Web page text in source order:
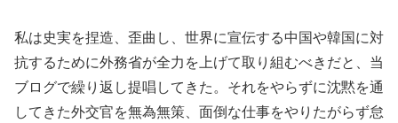
私は史実を捏造、歪曲し、世界に宣伝する中国や韓国に対
抗するために外務省が全力を上げて取り組むべきだと、当
ブログで繰り返し提唱してきた。それをやらずに沈黙を通
してきた外交官を無為無策、面倒な仕事をやりたがらず怠